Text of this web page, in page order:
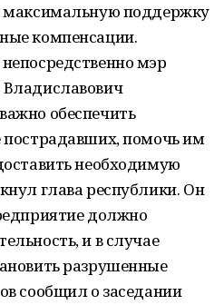
максимальную поддержку
компенсации.
мэр
обеспечить
пострадавших, помочь им
необходимую
глава республики. Он
должно
и в случае
разрушенные
сообщил о заседании